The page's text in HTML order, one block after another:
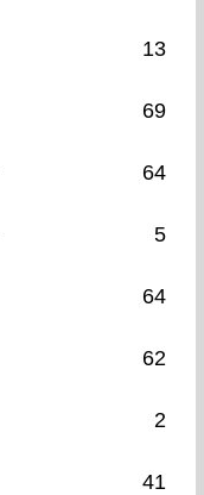
13
69
64
5
64
62
2
41